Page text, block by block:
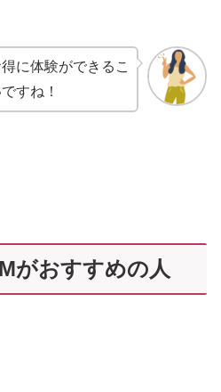
に体験ができるこ
すね！
がおすすめの人